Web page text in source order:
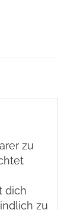
zu
dich
zu